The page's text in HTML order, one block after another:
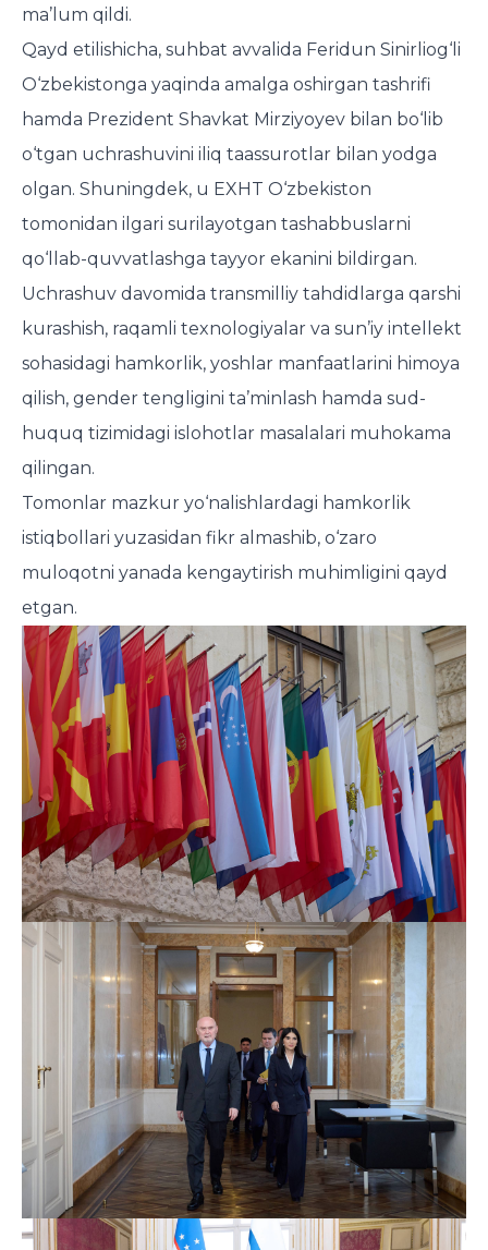
ma’lum qildi.
Qayd etilishicha, suhbat avvalida Feridun Sinirliog‘li
O‘zbekistonga yaqinda amalga oshirgan tashrifi
hamda Prezident Shavkat Mirziyoyev bilan bo‘lib
o‘tgan uchrashuvini iliq taassurotlar bilan yodga
olgan. Shuningdek, u EXHT O‘zbekiston
tomonidan ilgari surilayotgan tashabbuslarni
qo‘llab-quvvatlashga tayyor ekanini bildirgan.
Uchrashuv davomida transmilliy tahdidlarga qarshi
kurashish, raqamli texnologiyalar va sun’iy intellekt
sohasidagi hamkorlik, yoshlar manfaatlarini himoya
qilish, gender tengligini ta’minlash hamda sud-
huquq tizimidagi islohotlar masalalari muhokama
qilingan.
Tomonlar mazkur yo‘nalishlardagi hamkorlik
istiqbollari yuzasidan fikr almashib, o‘zaro
muloqotni yanada kengaytirish muhimligini qayd
etgan.